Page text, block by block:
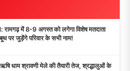
में 8-9 अगस्त को लगेगा विशेष मतदाता
पर जुड़ेंगे परिवार के सभी नाम!
धाम श्रावणी मेले की तैयारी तेज, श्रद्धालुओं के